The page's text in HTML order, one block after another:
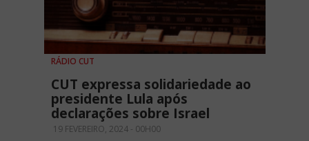
RÁDIO CUT
CUT expressa solidariedade ao
presidente Lula após
declarações sobre Israel
19 FEVEREIRO, 2024 - 00H00